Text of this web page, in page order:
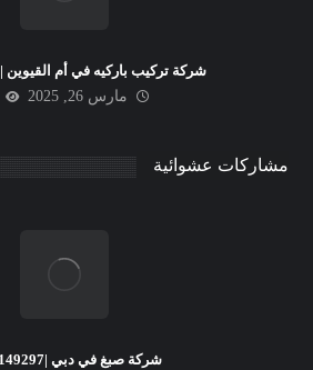
شركة تركيب باركيه في أم القيوين |0547149297
مارس 26, 2025
مشاركات عشوائية
شركة صبغ في دبي |0547149297